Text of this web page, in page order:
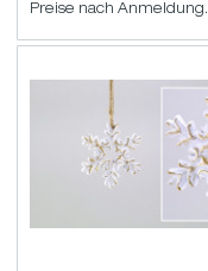
Preise nach Anmeldung.